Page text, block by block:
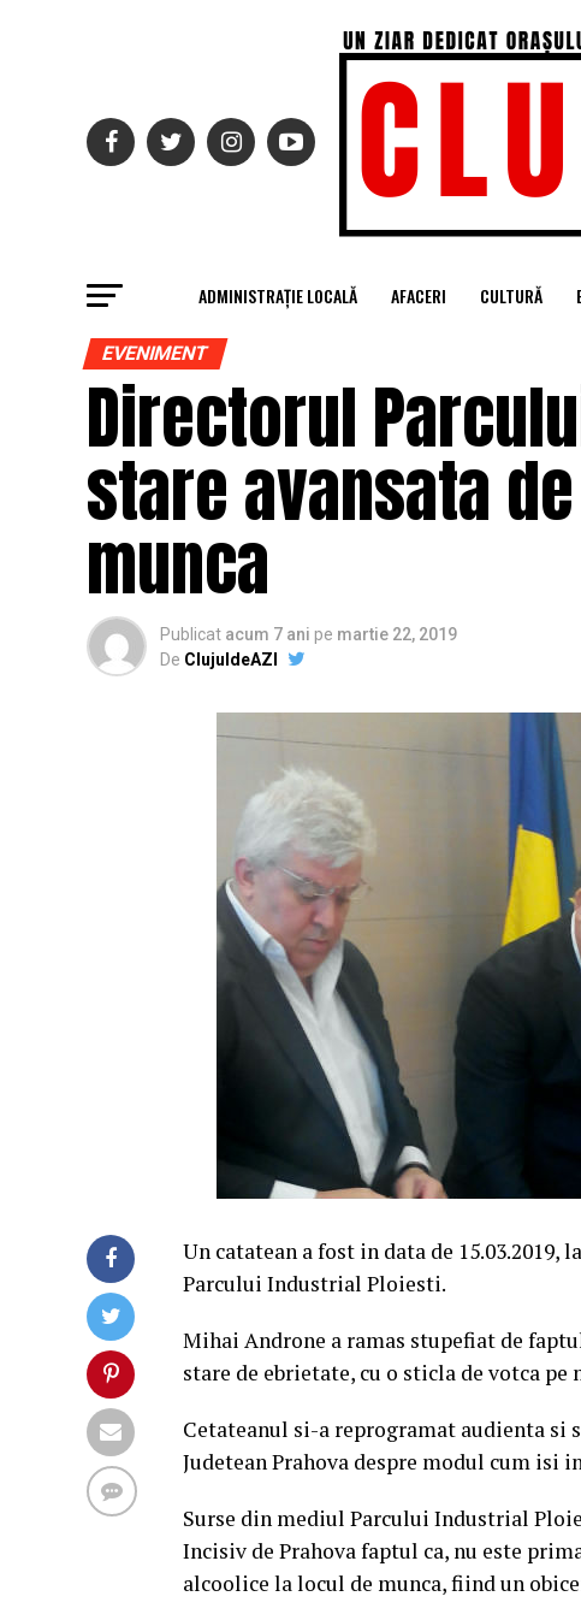
ADMINISTRAȚIE LOCALĂ AFACERI CULTURĂ
EVENIMENT
Directorul
stare avansata
munca
Publicat acum 7 ani pe martie 22, 2019
De ClujuldeAZI
Un catatean a fost in data de
Parcului Industrial Ploiesti.
Mihai Androne a ramas stupefiat de
stare de ebrietate, cu o sticla de votca pe
Cetateanul si-a reprogramat audienta si
Judetean Prahova despre modul cum isi
Surse din mediul Parcului Industrial
Incisiv de Prahova faptul ca, nu este
alcoolice la locul de munca, fiind un